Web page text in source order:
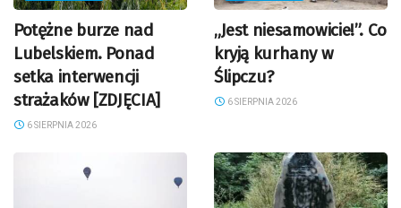
Potężne burze nad
Lubelskiem. Ponad
setka interwencji
strażaków [ZDJĘCIA]
6 SIERPNIA 2026
„Jest niesamowicie!”. Co
kryją kurhany w
Ślipczu?
6 SIERPNIA 2026